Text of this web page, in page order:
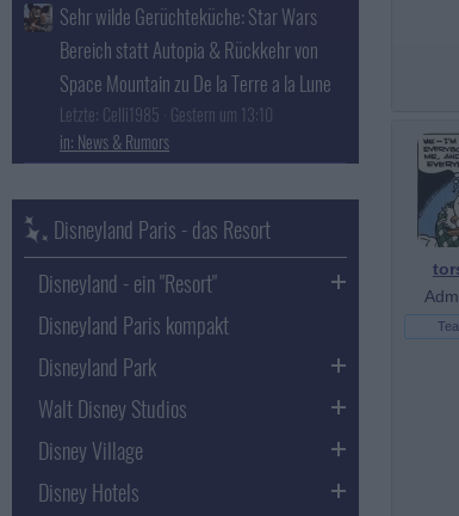
Sehr wilde Gerüchteküche: Star Wars
Bereich statt Autopia & Rückkehr von
Space Mountain zu De la Terre a la Lune
Letzte: Celli1985 Gestern um 13:10
News & Rumors
Disneyland Paris - das Resort
Disneyland - ein "Resort"
Disneyland Paris kompakt
Disneyland Park
Walt Disney Studios
Disney Village
Disney Hotels